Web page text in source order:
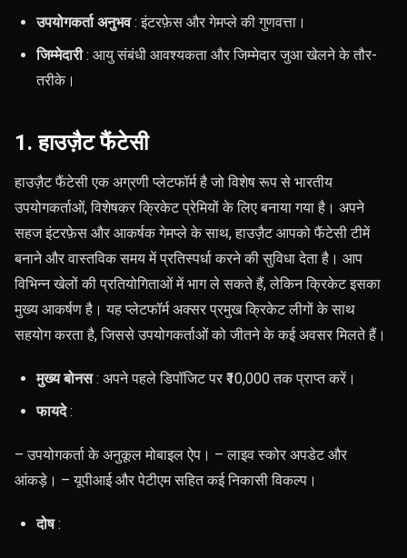
उपयोगकर्ता अनुभव: इंटरफ़ेस और गेमप्ले की गुणवत्ता।
जिम्मेदारी: आयु संबंधी आवश्यकता और जिम्मेदार जुआ खेलने के तौर-
तरीके।
1. हाउज़ैट फैंटेसी
हाउज़ैट फैंटेसी एक अग्रणी प्लेटफॉर्म है जो विशेष रूप से भारतीय
उपयोगकर्ताओं, विशेषकर क्रिकेट प्रेमियों के लिए बनाया गया है। अपने
सहज इंटरफ़ेस और आकर्षक गेमप्ले के साथ, हाउज़ैट आपको फैंटेसी टीमें
बनाने और वास्तविक समय में प्रतिस्पर्धा करने की सुविधा देता है। आप
विभिन्न खेलों की प्रतियोगिताओं में भाग ले सकते हैं, लेकिन क्रिकेट इसका
मुख्य आकर्षण है। यह प्लेटफॉर्म अक्सर प्रमुख क्रिकेट लीगों के साथ
सहयोग करता है, जिससे उपयोगकर्ताओं को जीतने के कई अवसर मिलते हैं।
मुख्य बोनस: अपने पहले डिपॉजिट पर ₹10,000 तक प्राप्त करें।
फायदे:
– उपयोगकर्ता के अनुकूल मोबाइल ऐप। – लाइव स्कोर अपडेट और
आंकड़े। – यूपीआई और पेटीएम सहित कई निकासी विकल्प।
दोष: